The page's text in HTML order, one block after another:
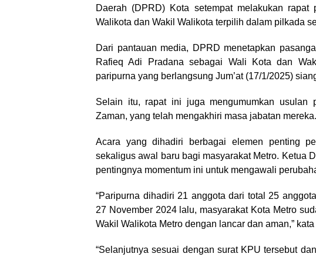
Daerah (DPRD) Kota setempat melakukan rapat
Walikota dan Wakil Walikota terpilih dalam pilkada
Dari pantauan media, DPRD menetapkan
Rafieq Adi Pradana sebagai Wali Kota dan
paripurna yang berlangsung Jum’at (17/1/2025)
Selain itu, rapat ini juga mengumumkan usulan
Zaman, yang telah mengakhiri masa jabatan mereka.
Acara yang dihadiri berbagai elemen penting
sekaligus awal baru bagi masyarakat Metro. Ketua
pentingnya momentum ini untuk mengawali
“Paripurna dihadiri 21 anggota dari total 25
27 November 2024 lalu, masyarakat Kota Metro
Wakil Walikota Metro dengan lancar dan aman,” kata
“Selanjutnya sesuai dengan surat KPU tersebut